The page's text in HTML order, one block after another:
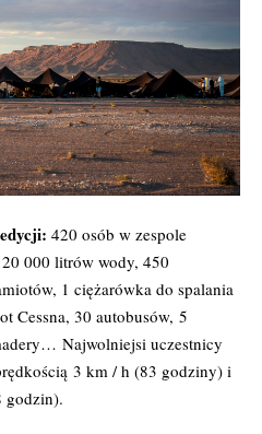
420 osób w zespole
000 litrów wody, 450
1 ciężarówka do spalania
Cessna, 30 autobusów, 5
Najwolniejsi uczestnicy
3 km / h (83 godziny) i
godzin).